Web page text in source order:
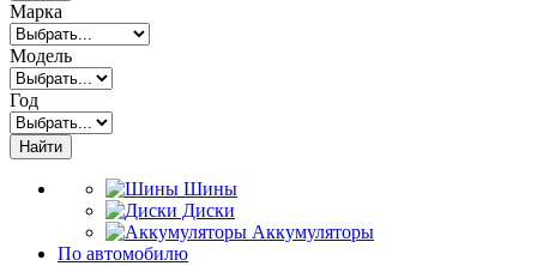
Марка
Модель
Год
Найти
Шины
Диски
Аккумуляторы
По автомобилю